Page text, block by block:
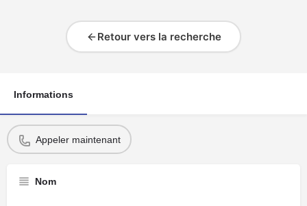
Retour vers la recherche
Informations
Appeler maintenant
Nom